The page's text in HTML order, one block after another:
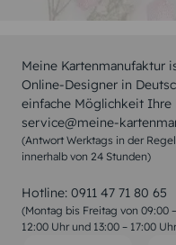
Meine Kartenmanufaktur
Online-Designer in
einfache Möglichkeit Ihre
service@meine-
(Antwort Werktags in der Regel
innerhalb von 24 Stunden)
Hotline: 0911 47 71 80 65
(Montag bis Freitag von 09:00 –
12:00 Uhr und 13:00 – 17:00